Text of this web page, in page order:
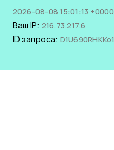
2026-08-08 15:01:13 +0000
Ваш IP: 216.73.217.6
ID запроса: D1U690RHKKo1